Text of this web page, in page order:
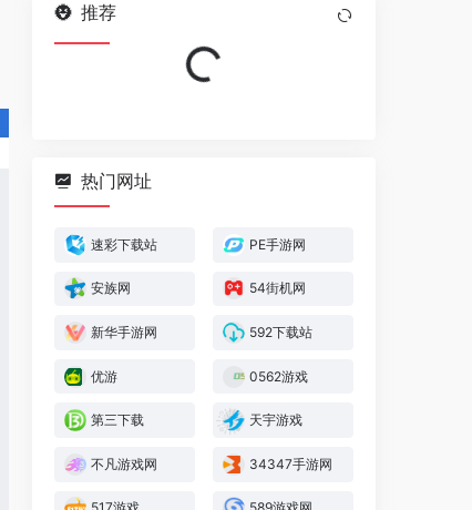
推荐
Loading...
热门网址
速彩下载站 PE手游网
安族网 54街机网
新华手游网 592下载站
优游 0562游戏
第三下载 天宇游戏
不凡游戏网 34347手游网